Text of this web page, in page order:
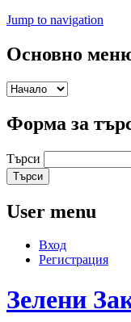
Jump to navigation
Основно
Форма за
Търси
User menu
Вход
Регистрация
Зелени